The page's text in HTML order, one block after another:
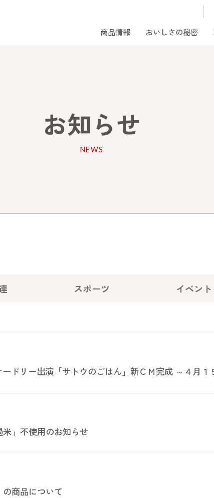
商品情報 おいしさの秘密
お知らせ
NEWS
スポーツ イベント
ドリー出演「サトウのごはん」新ＣＭ完成 ～４月
」不使用のお知らせ
商品について